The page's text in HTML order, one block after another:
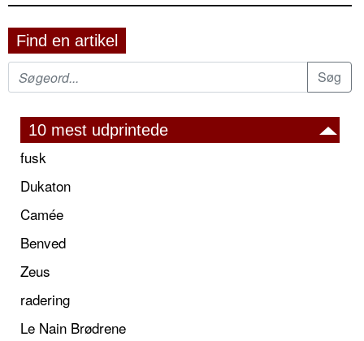
Find en artikel
10 mest udprintede
fusk
Dukaton
Camée
Benved
Zeus
radering
Le Nain Brødrene